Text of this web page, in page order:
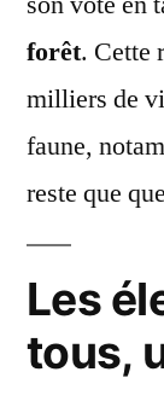
forêt. Cette
milliers de
faune,
reste que
Les
tous,